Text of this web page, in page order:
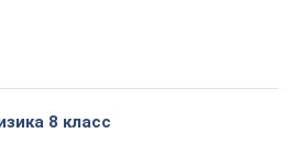
8 класс